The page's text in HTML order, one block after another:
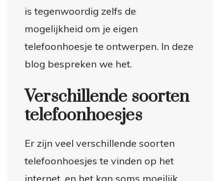
is tegenwoordig zelfs de
mogelijkheid om je eigen
telefoonhoesje te ontwerpen. In deze
blog bespreken we het.
Verschillende soorten
telefoonhoesjes
Er zijn veel verschillende soorten
telefoonhoesjes te vinden op het
internet, en het kan soms moeilijk